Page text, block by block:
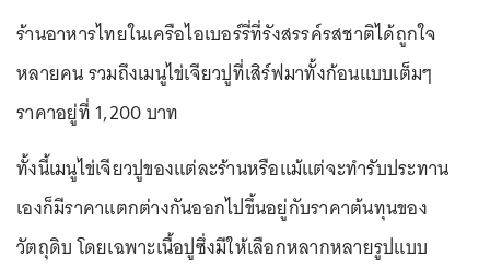
ร้านอาหารไทยในเครือไอเบอร์รี่ที่รังสรรค์รสชาติได้ถูกใจ
หลายคน รวมถึงเมนูไข่เจียวปูที่เสิร์ฟมาทั้งก้อนแบบเต็มๆ
ราคาอยู่ที่ 1,200 บาท
ทั้งนี้เมนูไข่เจียวปูของแต่ละร้านหรือแม้แต่จะทำรับประทาน
เองก็มีราคาแตกต่างกันออกไปขึ้นอยู่กับราคาต้นทุนของ
วัตถุดิบ โดยเฉพาะเนื้อปูซึ่งมีให้เลือกหลากหลายรูปแบบ